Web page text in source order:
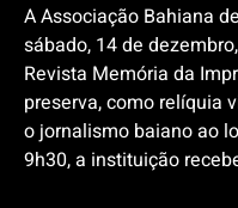
A Associação Bahiana
sábado, 14 de
Revista Memória da
preserva, como relíquia
o jornalismo baiano ao
9h30, a instituição